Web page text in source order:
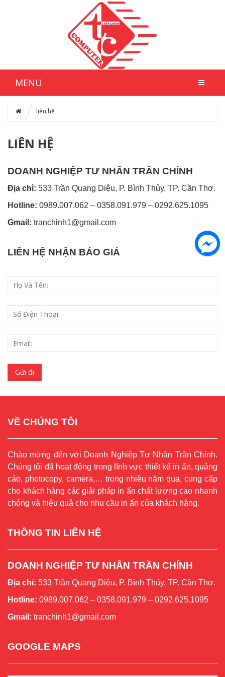
MENU
liên hệ
LIÊN HỆ
DOANH NGHIỆP TƯ NHÂN TRẦN CHÍNH
Địa chỉ: 533 Trần Quang Diệu, P. Bình Thủy, TP. Cần Thơ.
Hotline: 0989.007.062 – 0358.091.979 – 0292.625.1095
Gmail: tranchinh1@gmail.com
LIÊN HỆ NHẬN BÁO GIÁ
VỀ CHÚNG TÔI
Chào mừng đến với Doanh Nghiệp Tư Nhân Trần Chính.
Chúng tôi đã hoạt động trong lĩnh vực thiết kế in ấn, quảng
cáo, photocopy, camera,… trong nhiều năm qua, cung cấp
cho khách hàng các giải pháp in ấn chất lượng cao nhanh
chóng và hiệu quả cho nhu cầu in ấn của khách hàng.
THÔNG TIN LIÊN HỆ
DOANH NGHIỆP TƯ NHÂN TRẦN CHÍNH
Địa chỉ: 533 Trần Quang Diệu, P. Bình Thủy, TP. Cần Thơ.
Hotline: 0989.007.062 – 0358.091.979 – 0292.625.1095
Gmail: tranchinh1@gmail.com
GOOGLE MAPS